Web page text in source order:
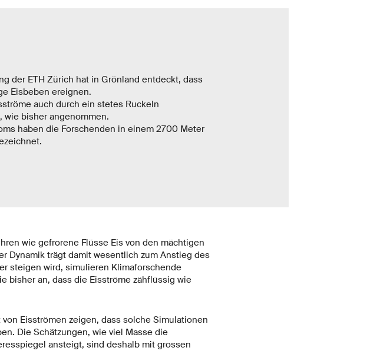
der ETH Zürich hat in Grönland entdeckt, dass
Eisbeben ereignen.
auch durch ein stetes Ruckeln
bisher angenommen.
haben die Forschenden in einem 2700 Meter
wie gefrorene Flüsse Eis von den mächtigen
Dynamik trägt damit wesentlich zum Anstieg des
steigen wird, simulieren Klimaforschende
bisher an, dass die Eisströme zähflüssig wie
Eisströmen zeigen, dass solche Simulationen
Die Schätzungen, wie viel Masse die
ansteigt, sind deshalb mit grossen